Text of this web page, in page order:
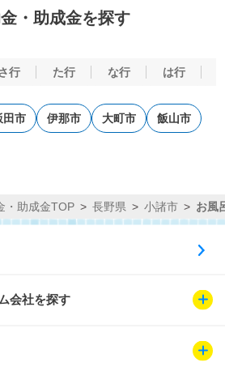
・助成金を探す
さ行 た行 な行 は行
田市 伊那市 大町市 飯山市
・助成金TOP 長野県 小諸市 お風
会社を探す